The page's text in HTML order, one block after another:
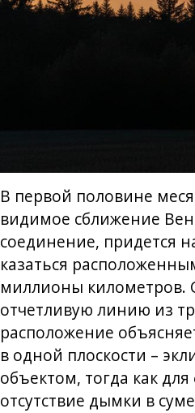
В первой половине
видимое сближение
соединение, придется
казаться
миллионы километров.
отчетливую линию из
расположение
в одной плоскости –
объектом, тогда как
отсутствие дымки в